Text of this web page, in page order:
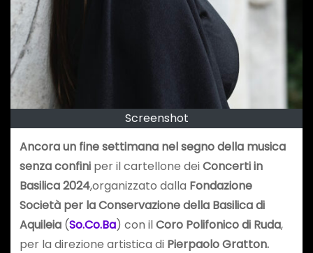
Screenshot
Ancora un fine settimana nel segno della musica
senza confiniper il cartellone deiConcerti in
Basilica 2024,organizzato dalla Fondazione
Società per la Conservazione della Basilica di
Aquileia(So.Co.Ba) con ilCoro Polifonico di Ruda,
per la direzione artistica di Pierpaolo Gratton.